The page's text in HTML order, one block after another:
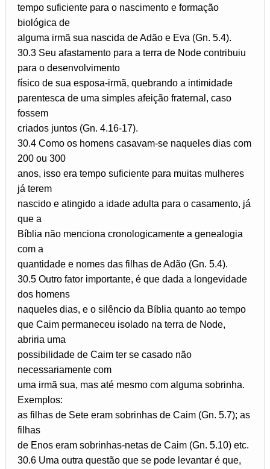
tempo suficiente para o nascimento e formação
biológica de
alguma irmã sua nascida de Adão e Eva (Gn. 5.4).
30.3 Seu afastamento para a terra de Node contribuiu
para o desenvolvimento
físico de sua esposa-irmã, quebrando a intimidade
parentesca de uma simples afeição fraternal, caso
fossem
criados juntos (Gn. 4.16-17).
30.4 Como os homens casavam-se naqueles dias com
200 ou 300
anos, isso era tempo suficiente para muitas mulheres
já terem
nascido e atingido a idade adulta para o casamento, já
que a
Bíblia não menciona cronologicamente a genealogia
com a
quantidade e nomes das filhas de Adão (Gn. 5.4).
30.5 Outro fator importante, é que dada a longevidade
dos homens
naqueles dias, e o silêncio da Bíblia quanto ao tempo
que Caim permaneceu isolado na terra de Node,
abriria uma
possibilidade de Caim ter se casado não
necessariamente com
uma irmã sua, mas até mesmo com alguma sobrinha.
Exemplos:
as filhas de Sete eram sobrinhas de Caim (Gn. 5.7); as
filhas
de Enos eram sobrinhas-netas de Caim (Gn. 5.10) etc.
30.6 Uma outra questão que se pode levantar é que,